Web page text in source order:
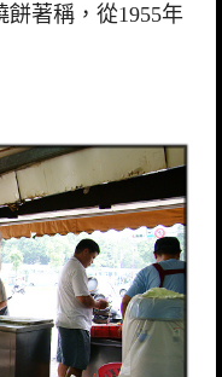
著稱，從1955年